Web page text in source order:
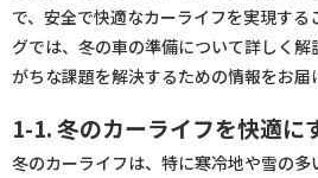
で、安全で快適なカーライフを実現する
グでは、冬の車の準備について詳しく
がちな課題を解決するための情報をお届
1-1. 冬のカーライフを快適に
冬のカーライフは、特に寒冷地や雪の多